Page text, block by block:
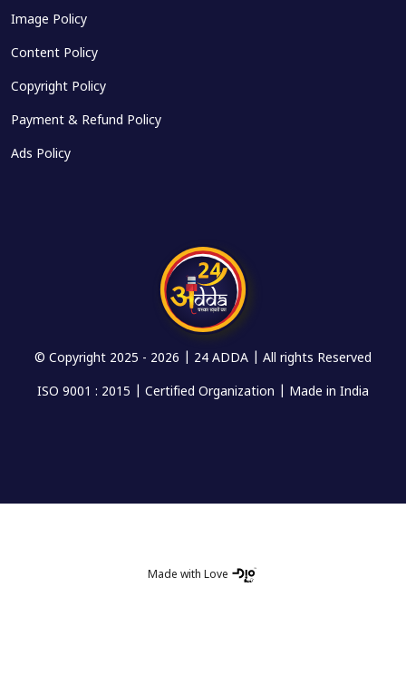
Image Policy
Content Policy
Copyright Policy
Payment & Refund Policy
Ads Policy
© Copyright 2025 - 2026 | 24 ADDA | All rights Reserved
ISO 9001 : 2015 | Certified Organization | Made in India
Made with Love